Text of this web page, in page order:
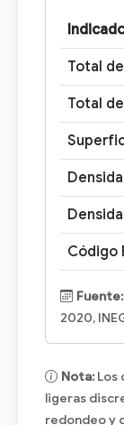
Total
Total
Código
Fuente:
2020,
Nota: Los
ligeras
redondeo y